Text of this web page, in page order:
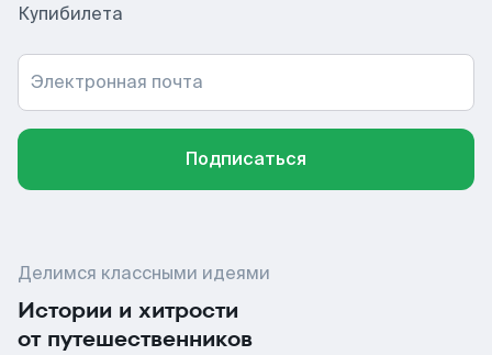
Купибилета
Электронная почта
Подписаться
Делимся классными идеями
Истории и хитрости
от путешественников